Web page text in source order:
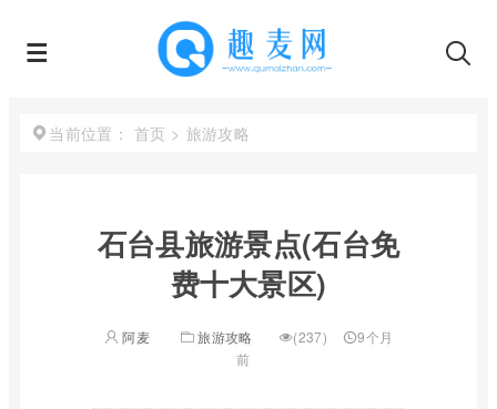
当前位置： 首页 > 旅游攻略
石台县旅游景点(石台免
费十大景区)
阿麦 旅游攻略 (237)
9个月
前